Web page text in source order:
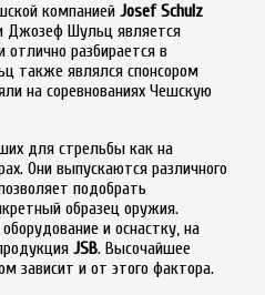
компанией Josef Schulz
Джозеф Шульц является
разбирается в
также являлся спонсором
на соревнованиях Чешскую
для стрельбы как на
Они выпускаются различного
подобрать
образец оружия.
и оснастку, на
JSB. Высочайшее
зависит и от этого фактора.